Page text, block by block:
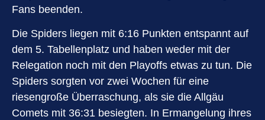
Fans beenden.
Die Spiders liegen mit 6:16 Punkten entspannt auf
dem 5. Tabellenplatz und haben weder mit der
Relegation noch mit den Playoffs etwas zu tun. Die
Spiders sorgten vor zwei Wochen für eine
riesengroße Überraschung, als sie die Allgäu
Comets mit 36:31 besiegten. In Ermangelung ihres